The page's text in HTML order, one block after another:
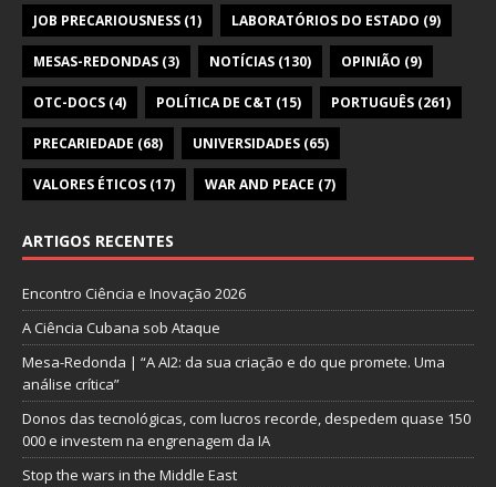
JOB PRECARIOUSNESS (1) LABORATÓRIOS DO ESTADO (9)
MESAS-REDONDAS (3) NOTÍCIAS (130) OPINIÃO (9)
OTC-DOCS (4) POLÍTICA DE C&T (15) PORTUGUÊS (261)
PRECARIEDADE (68) UNIVERSIDADES (65)
VALORES ÉTICOS (17) WAR AND PEACE (7)
ARTIGOS RECENTES
Encontro Ciência e Inovação 2026
A Ciência Cubana sob Ataque
Mesa-Redonda | “A AI2: da sua criação e do que promete. Uma
análise crítica”
Donos das tecnológicas, com lucros recorde, despedem quase 150
000 e investem na engrenagem da IA
Stop the wars in the Middle East